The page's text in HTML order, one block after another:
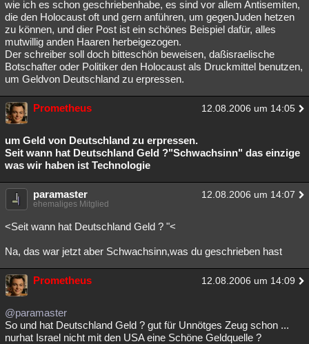
wie ich es schon geschriebenhabe, es sind vor allem Antisemiten,
die den Holocaust oft und gern anführen, um gegenJuden hetzen
zu können, und dier Post ist ein schönes Beispiel dafür, alles
mutwillig anden Haaren herbeigezogen.
Der schreiber soll doch bitteschön beweisen, daßisraelische
Botschafter oder Politiker den Holocaust als Druckmittel benutzen,
um Geldvon Deutschland zu erpressen.
Prometheus 12.08.2006 um 14:05
um Geld von Deutschland zu erpressen.
Seit wann hat Deutschland Geld ?"Schwachsinn" das einzige
was wir haben ist Technologie
paramaster 12.08.2006 um 14:07
ehemaliges Mitglied
<Seit wann hat Deutschland Geld ? "<
Na, das war jetzt aber Schwachsinn,was du geschrieben hast
Prometheus 12.08.2006 um 14:09
@paramaster
So und hat Deutschland Geld ? gut für Unnötges Zeug schon ...
nurhat Israel nicht mit den USA eine Schöne Geldquelle ?